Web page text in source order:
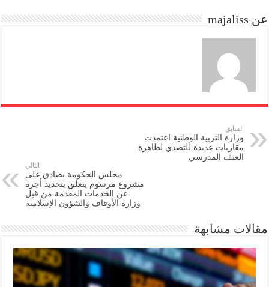
n
عن majaliss
السابق
وزارة التربية الوطنية اعتمدت
مقاربات عديدة للتصدي لظاهرة
العنف المدرسي
التالي
مجلس الحكومة يصادق على
مشروع مرسوم يتعلق بتحديد أجرة
عن الخدمات المقدمة من قبل
وزارة الأوقاف والشؤون الإسلامية
مقالات مشابهة